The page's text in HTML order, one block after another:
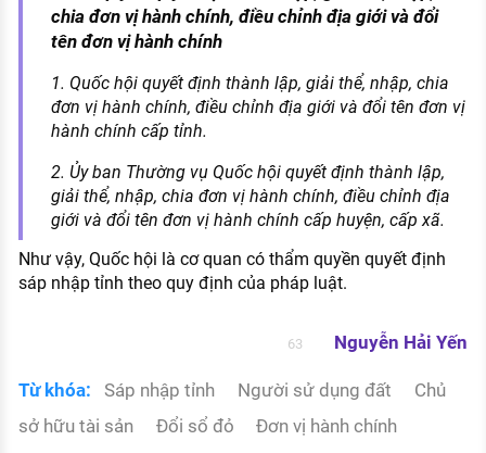
chia đơn vị hành chính, điều chỉnh địa giới và đổi
tên đơn vị hành chính
1. Quốc hội quyết định thành lập, giải thể, nhập, chia
đơn vị hành chính, điều chỉnh địa giới và đổi tên đơn vị
hành chính cấp tỉnh.
2. Ủy ban Thường vụ Quốc hội quyết định thành lập,
giải thể, nhập, chia đơn vị hành chính, điều chỉnh địa
giới và đổi tên đơn vị hành chính cấp huyện, cấp xã.
Như vậy, Quốc hội là cơ quan có thẩm quyền quyết định
sáp nhập tỉnh theo quy định của pháp luật.
63 Nguyễn Hải Yến
Từ khóa: Sáp nhập tỉnh Người sử dụng đất
Chủ
sở hữu tài sản
Đổi sổ đỏ Đơn vị hành chính